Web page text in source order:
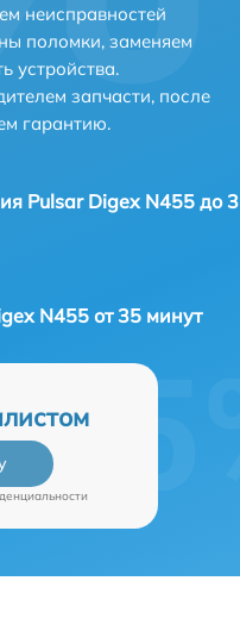
неисправностей
поломки, заменяем
устройства.
запчасти, после
гарантию.
Pulsar Digex N455 до 3
N455 от 35 минут